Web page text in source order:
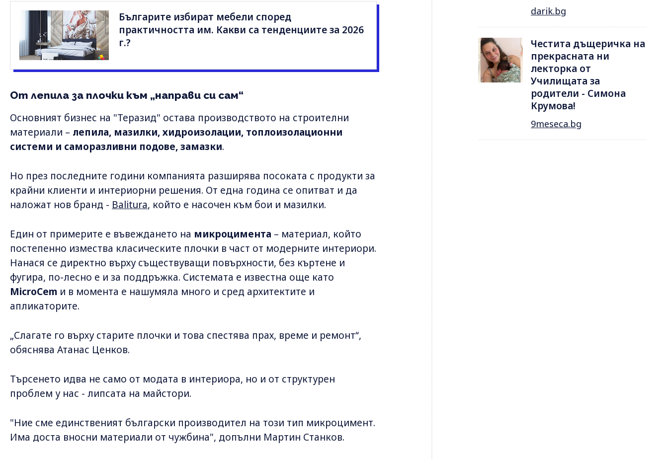
Българите избират мебели според
практичността им. Какви са тенденциите за 2026
г.?
От лепила за плочки към „направи си сам“
Основният бизнес на "Теразид" остава производството на строителни
материали – лепила, мазилки, хидроизолации, топлоизолационни
системи и саморазливни подове, замазки.
Но през последните години компанията разширява посоката с продукти за
крайни клиенти и интериорни решения. От една година се опитват и да
наложат нов бранд - Balitura, който е насочен към бои и мазилки.
Един от примерите е въвеждането на микроцимента – материал, който
постепенно измества класическите плочки в част от модерните интериори.
Нанася се директно върху съществуващи повърхности, без къртене и
фугира, по-лесно е и за поддръжка. Системата е известна още като
MicroCem и в момента е нашумяла много и сред архитектите и
апликаторите.
„Слагате го върху старите плочки и това спестява прах, време и ремонт“,
обяснява Атанас Ценков.
Търсенето идва не само от модата в интериора, но и от структурен
проблем у нас - липсата на майстори.
"Ние сме единственият български производител на този тип микроцимент.
Има доста вносни материали от чужбина", допълни Мартин Станков.
darik.bg
Честита дъщеричка на
прекрасната ни
лекторка от
Училищата за
родители - Симона
Крумова!
9meseca.bg